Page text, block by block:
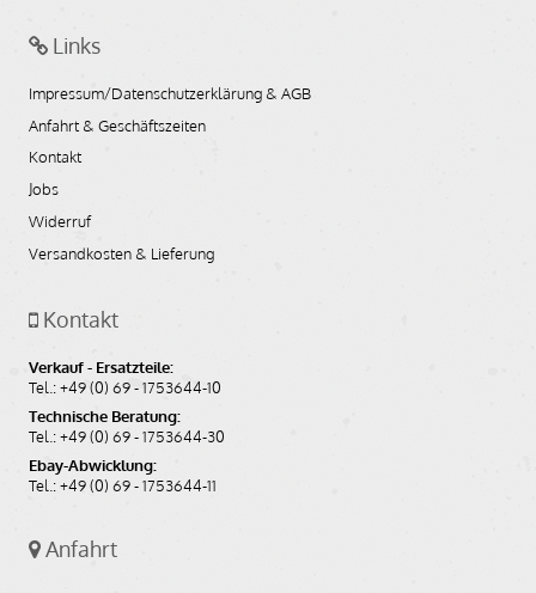
0,00
Auf den Merkzettel
Links
Impressum/Datenschutzerklärung & AGB
Anfahrt & Geschäftszeiten
Kontakt
Jobs
Widerruf
Versandkosten & Lieferung
Kontakt
Verkauf - Ersatzteile:
Tel.: +49 (0) 69 - 1753644-10
Technische Beratung:
Tel.: +49 (0) 69 - 1753644-30
Ebay-Abwicklung:
Tel.: +49 (0) 69 - 1753644-11
Anfahrt